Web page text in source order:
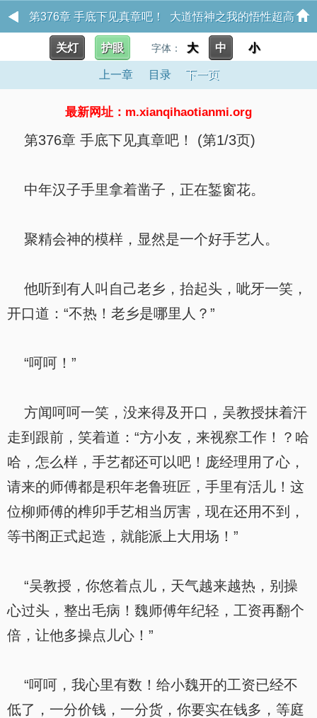
第376章 手底下见真章吧！ 大道悟神之我的悟性超高
关灯 护眼 字体： 大 中 小
上一章 目录 下一页
最新网址：m.xianqihaotianmi.org
第376章 手底下见真章吧！ (第1/3页)
中年汉子手里拿着凿子，正在錾窗花。
聚精会神的模样，显然是一个好手艺人。
他听到有人叫自己老乡，抬起头，呲牙一笑，
开口道：“不热！老乡是哪里人？”
“呵呵！”
方闻呵呵一笑，没来得及开口，吴教授抹着汗
走到跟前，笑着道：“方小友，来视察工作！？哈
哈，怎么样，手艺都还可以吧！庞经理用了心，
请来的师傅都是积年老鲁班匠，手里有活儿！这
位柳师傅的榫卯手艺相当厉害，现在还用不到，
等书阁正式起造，就能派上大用场！”
“吴教授，你悠着点儿，天气越来越热，别操
心过头，整出毛病！魏师傅年纪轻，工资再翻个
倍，让他多操点儿心！”
“呵呵，我心里有数！给小魏开的工资已经不
低了，一分价钱，一分货，你要实在钱多，等庭